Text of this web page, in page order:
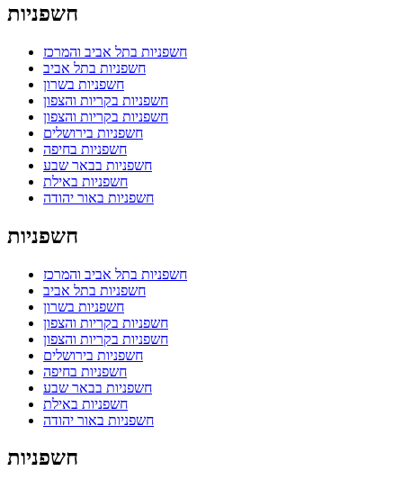
חשפניות
חשפניות בתל אביב והמרכז
חשפניות בתל אביב
חשפניות בשרון
חשפניות בקריות והצפון
חשפניות בקריות והצפון
חשפניות בירושלים
חשפניות בחיפה
חשפניות בבאר שבע
חשפניות באילת
חשפניות באור יהודה
חשפניות
חשפניות בתל אביב והמרכז
חשפניות בתל אביב
חשפניות בשרון
חשפניות בקריות והצפון
חשפניות בקריות והצפון
חשפניות בירושלים
חשפניות בחיפה
חשפניות בבאר שבע
חשפניות באילת
חשפניות באור יהודה
חשפניות